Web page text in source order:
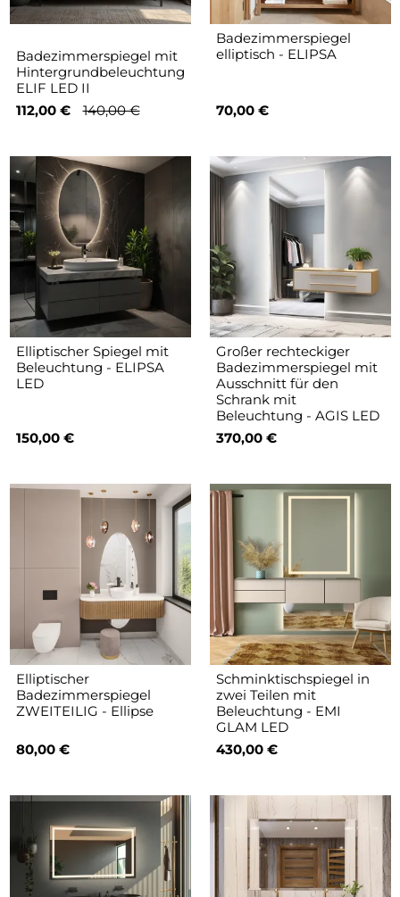
Badezimmerspiegel mit
Hintergrundbeleuchtung
ELIF LED II
112,00 €
140,00 €
Badezimmerspiegel
elliptisch - ELIPSA
70,00 €
Elliptischer Spiegel mit
Beleuchtung - ELIPSA
LED
150,00 €
Großer rechteckiger
Badezimmerspiegel mit
Ausschnitt für den
Schrank mit
Beleuchtung - AGIS LED
370,00 €
Elliptischer
Badezimmerspiegel
ZWEITEILIG - Ellipse
80,00 €
Schminktischspiegel in
zwei Teilen mit
Beleuchtung - EMI
GLAM LED
430,00 €